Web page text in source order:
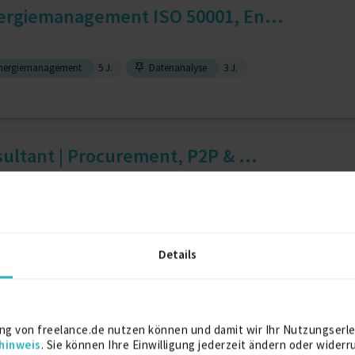
Details
von freelance.de nutzen können und damit wir Ihr
. Sie können Ihre Einwilligung jederzeit ändern oder
ISO 50001, En...
5 J. Datenanalyse
3 J.
| Procurement, P2P & ...
Symfony 3 J. Typescript 3 J. Frontend Entwickler
2 J.